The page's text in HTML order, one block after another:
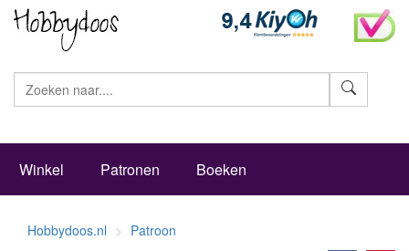
Winkel Patronen Boeken
Hobbydoos.nl Patroon